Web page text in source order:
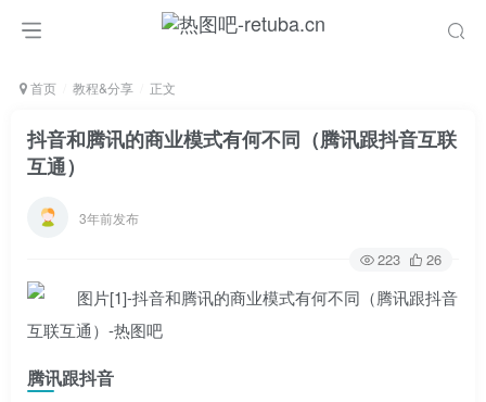
首页 教程&分享 正文
抖音和腾讯的商业模式有何不同（腾讯跟抖音互联
互通）
3年前发布
223 26
腾讯跟抖音